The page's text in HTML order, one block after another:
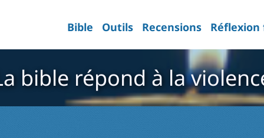
Bible Outils Recensions
bible répond à la